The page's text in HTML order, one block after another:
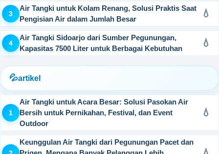
Air Tangki untuk Kolam Renang, Solusi Praktis Saat
Pengisian Air dalam Jumlah Besar
Air Tangki Sidoarjo dari Sumber Pegunungan,
Kapasitas 7500 Liter untuk Berbagai Kebutuhan
artikel
Air Tangki untuk Acara Besar: Solusi Pasokan Air
Bersih untuk Pernikahan, Festival, dan Event
Outdoor
Keunggulan Air Tangki dari Pegunungan Pacet dan